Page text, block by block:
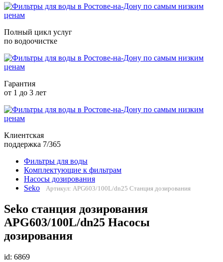
Полный цикл услуг
по водоочистке
Гарантия
от 1 до 3 лет
Клиентская
поддержка 7/365
Фильтры для воды
Комплектующие к фильтрам
Насосы дозирования
Seko
Артикул: APG603/100L/dn25 Станция дозирования
Seko cтанция дозирования
APG603/100L/dn25 Насосы
дозирования
id: 6869